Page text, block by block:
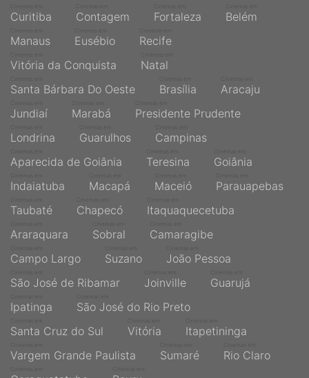
Curitiba Contagem Fortaleza Belém
Manaus Eusébio Recife
Vitória da Conquista Natal
Santa Bárbara Do Oeste Brasília Aracaju
Jundiaí Marabá Presidente Prudente
Londrina Guarulhos Campinas
Aparecida de Goiânia Teresina Goiânia
Indaiatuba Macapá Maceió Parauapebas
Taubaté Chapecó Itaquaquecetuba
Araraquara Sobral Camaragibe
Campo Largo Suzano João Pessoa
São José de Ribamar Joinville Guarujá
Ipatinga São José do Rio Preto
Santa Cruz do Sul Vitória Itapetininga
Vargem Grande Paulista Sumaré Rio Claro